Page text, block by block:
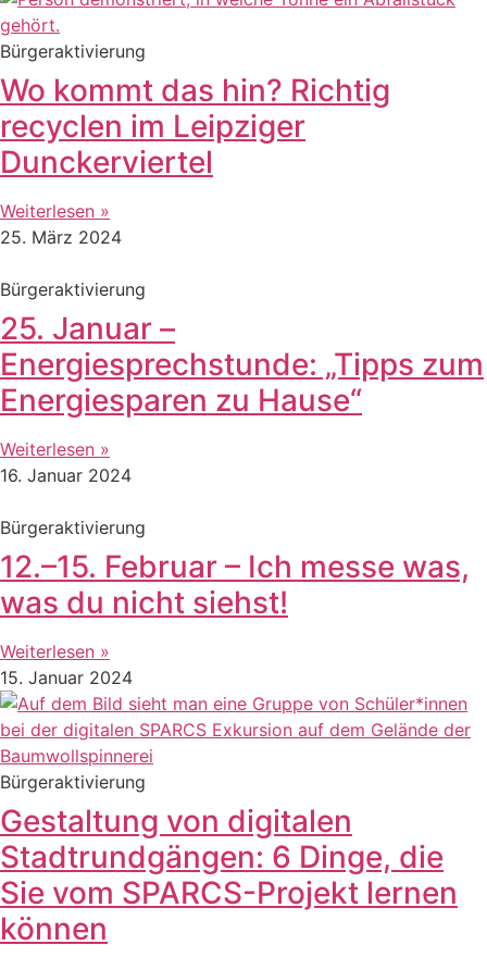
Bürgeraktivierung
Wo kommt das hin? Richtig
recyclen im Leipziger
Dunckerviertel
Weiterlesen »
25. März 2024
Bürgeraktivierung
25. Januar –
Energiesprechstunde: „Tipps zum
Energiesparen zu Hause“
Weiterlesen »
16. Januar 2024
Bürgeraktivierung
12.–15. Februar – Ich messe was,
was du nicht siehst!
Weiterlesen »
15. Januar 2024
Bürgeraktivierung
Gestaltung von digitalen
Stadtrundgängen: 6 Dinge, die
Sie vom SPARCS-Projekt lernen
können